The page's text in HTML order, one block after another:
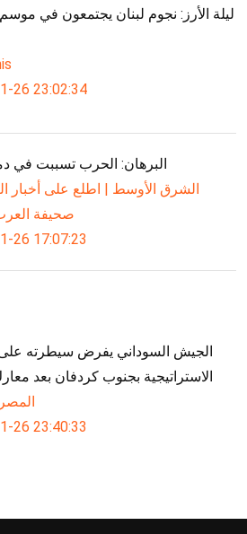
ليلة الأرز: نجوم لبنان يجتمعون في
26 23:02:34
البرهان: الحرب تسببت في
الشرق الأوسط | اطلع على أخبار
صحيفة
26 17:07:23
الجيش السوداني يفرض سيطرته على
الاستراتيجية بجنوب كردفان بعد
26 23:40:33